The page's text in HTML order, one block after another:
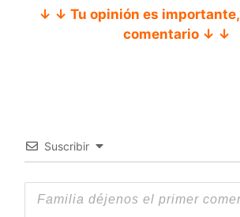
↓ ↓ Tu opinión es
comentario ↓ ↓
Suscribir